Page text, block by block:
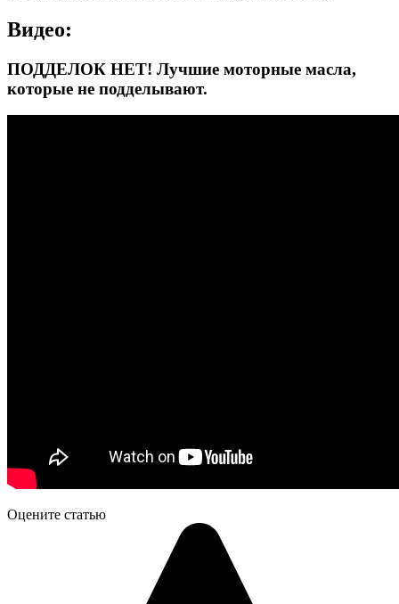
Видео:
ПОДДЕЛОК НЕТ! Лучшие моторные масла,
которые не подделывают.
Оцените статью